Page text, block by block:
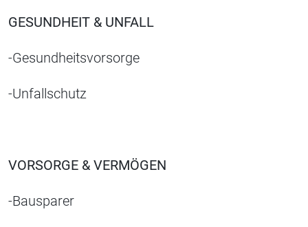
GESUNDHEIT & UNFALL
-Gesundheitsvorsorge
-Unfallschutz
VORSORGE & VERMÖGEN
-Bausparer